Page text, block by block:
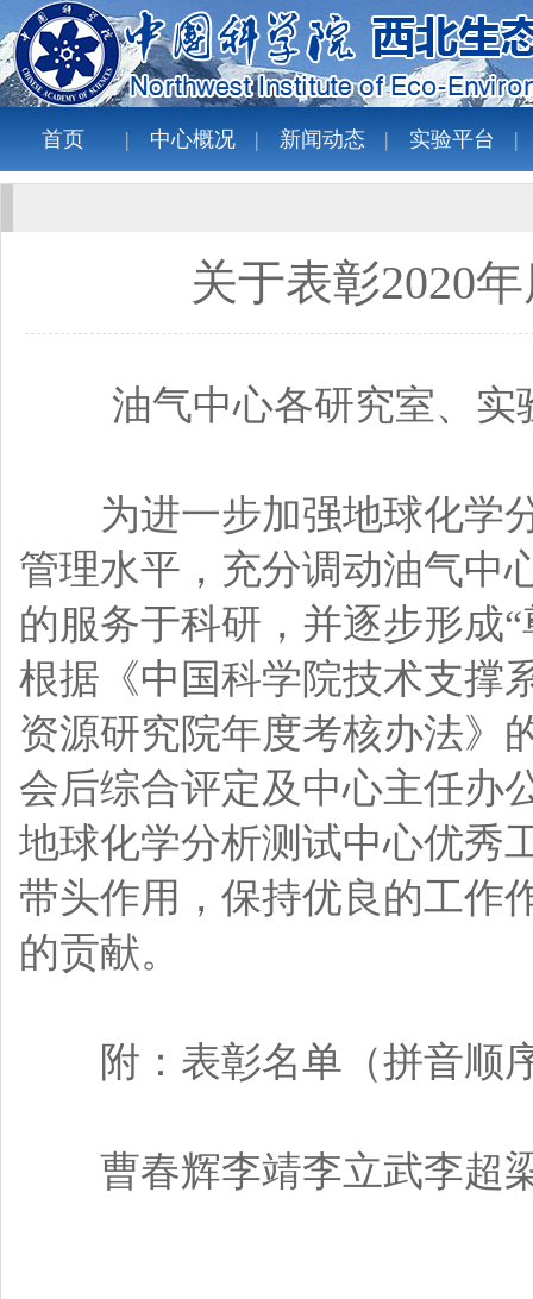
首页 中心概况 新闻动态 实验平台
关于表彰2020
油气中心各研究室、实
为进一步加强地球化学分
管理水平，充分调动油气中
的服务于科研，并逐步形成
根据《中国科学院技术支撑
资源研究院年度考核办法》
会后综合评定及中心主任办
地球化学分析测试中心优秀
带头作用，保持优良的工作
的贡献。
附：表彰名单（拼音顺
曹春辉李靖李立武李超梁